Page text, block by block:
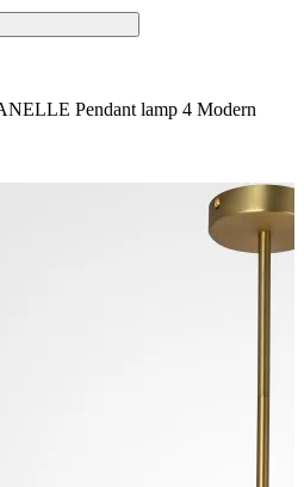
Pendant lamp 4 Modern